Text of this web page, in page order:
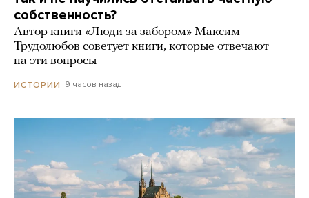
собственность?
Автор книги «Люди за забором» Максим
Трудолюбов советует книги, которые отвечают
на эти вопросы
ИСТОРИИ 9 часов назад